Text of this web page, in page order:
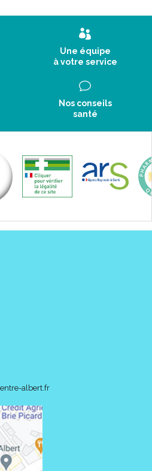
Une équipe
à votre service
Nos conseils
santé
albert.fr